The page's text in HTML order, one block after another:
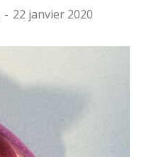
- 22 janvier 2020